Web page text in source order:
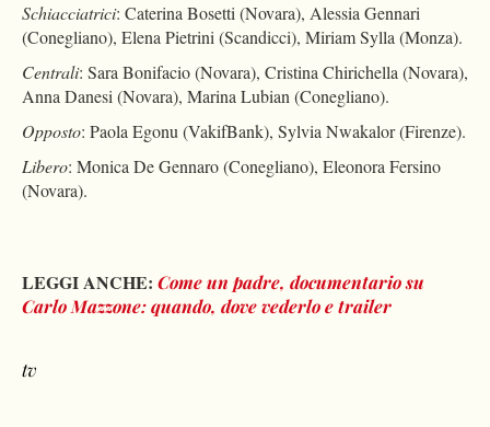
Schiacciatrici: Caterina Bosetti (Novara), Alessia Gennari
(Conegliano), Elena Pietrini (Scandicci), Miriam Sylla (Monza).
Centrali: Sara Bonifacio (Novara), Cristina Chirichella (Novara),
Anna Danesi (Novara), Marina Lubian (Conegliano).
Opposto: Paola Egonu (VakifBank), Sylvia Nwakalor (Firenze).
Libero: Monica De Gennaro (Conegliano), Eleonora Fersino
(Novara).
LEGGI ANCHE: Come un padre, documentario su
Carlo Mazzone: quando, dove vederlo e trailer
tv